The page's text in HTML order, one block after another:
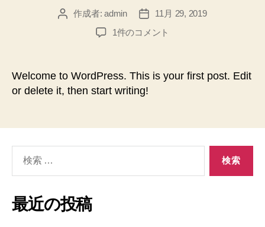
投
作成者:admin
投
稿
11月 29, 2019
Hello
1件のコメント
Welcome to WordPress. This is your first post. Edit
or delete it, then start writing!
象:
最近の投稿